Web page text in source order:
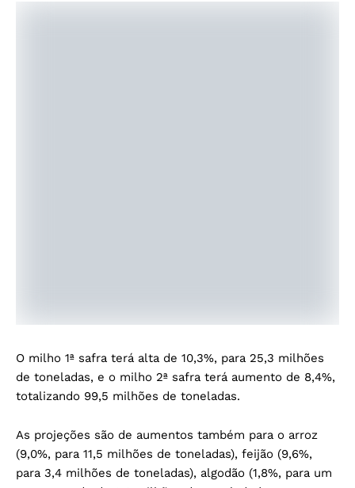
O milho 1ª safra terá alta de 10,3%, para 25,3 milhões
de toneladas, e o milho 2ª safra terá aumento de 8,4%,
totalizando 99,5 milhões de toneladas.
As projeções são de aumentos também para o arroz
(9,0%, para 11,5 milhões de toneladas), feijão (9,6%,
para 3,4 milhões de toneladas), algodão (1,8%, para um